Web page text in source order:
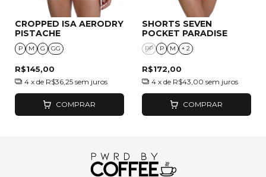
CROPPED ISA AERODRY
PISTACHE
P M G GG
R$145,00
4 x de R$36,25 sem juros
COMPRAR
SHORTS SEVEN
POCKET PARADISE
PP P M + 2
R$172,00
4 x de R$43,00 sem juros
COMPRAR